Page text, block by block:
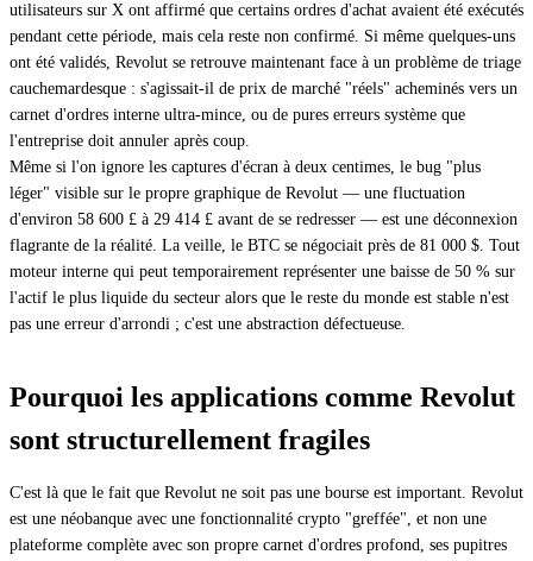
utilisateurs sur X ont affirmé que certains ordres d'achat avaient été exécutés
pendant cette période, mais cela reste non confirmé. Si même quelques-uns
ont été validés, Revolut se retrouve maintenant face à un problème de triage
cauchemardesque : s'agissait-il de prix de marché "réels" acheminés vers un
carnet d'ordres interne ultra-mince, ou de pures erreurs système que
l'entreprise doit annuler après coup.
Même si l'on ignore les captures d'écran à deux centimes, le bug "plus
léger" visible sur le propre graphique de Revolut — une fluctuation
d'environ 58 600 £ à 29 414 £ avant de se redresser — est une déconnexion
flagrante de la réalité. La veille, le BTC se négociait près de 81 000 $. Tout
moteur interne qui peut temporairement représenter une baisse de 50 % sur
l'actif le plus liquide du secteur alors que le reste du monde est stable n'est
pas une erreur d'arrondi ; c'est une abstraction défectueuse.
Pourquoi les applications comme Revolut
sont structurellement fragiles
C'est là que le fait que Revolut ne soit pas une bourse est important. Revolut
est une néobanque avec une fonctionnalité crypto "greffée", et non une
plateforme complète avec son propre carnet d'ordres profond, ses pupitres